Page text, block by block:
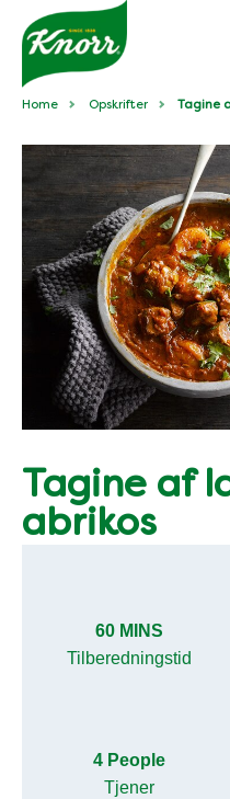
Home Opskrifter Tagine
Tagine af
abrikos
60 MINS
Tilberedningstid
4 People
Tjener